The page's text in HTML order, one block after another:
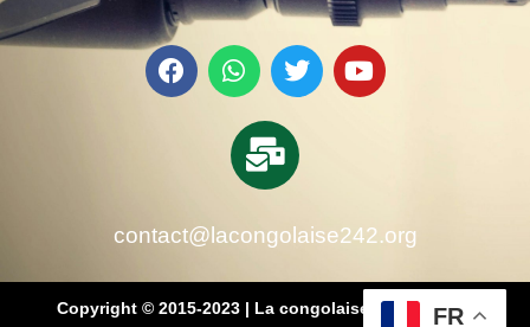
contact@lacongolaise242.org
Copyright © 2015-2023 | La congolaise 242 – média
FR